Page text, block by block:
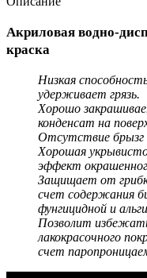
Акриловая водно-
краска
Низкая
удерживает грязь.
Хорошо
конденсат на
Отсутствие брызг
Хорошая
эффект
Защищает от
счет содержания
фунгицидной и
Позволит
лакокрасочного
счет